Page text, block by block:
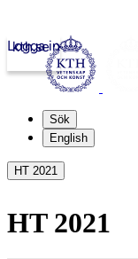
kth.se
Logga in
Sök
English
HT 2021
HT 2021